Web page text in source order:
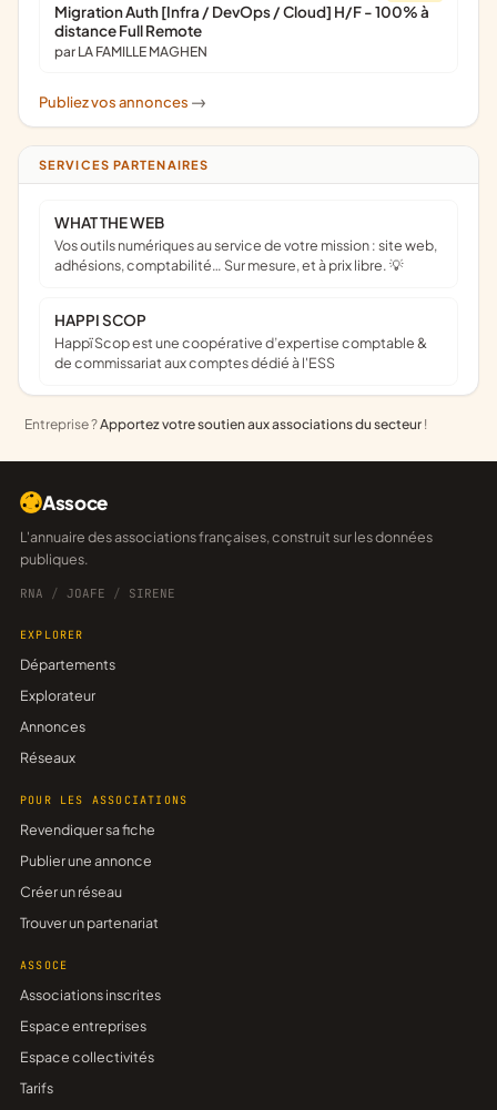
Migration Auth [Infra / DevOps / Cloud] H/F - 100% à
distance Full Remote
par LA FAMILLE MAGHEN
Publiez vos annonces ->
SERVICES PARTENAIRES
WHAT THE WEB
Vos outils numériques au service de votre mission : site web,
adhésions, comptabilité… Sur mesure, et à prix libre. 💡
HAPPI SCOP
Happï Scop est une coopérative d’expertise comptable &
de commissariat aux comptes dédié à l'ESS
Entreprise ?Apportez votre soutien aux associations du secteur !
Assoce
L'annuaire des associations françaises, construit sur les données
publiques.
RNA / JOAFE / SIRENE
EXPLORER
Départements
Explorateur
Annonces
Réseaux
POUR LES ASSOCIATIONS
Revendiquer sa fiche
Publier une annonce
Créer un réseau
Trouver un partenariat
ASSOCE
Associations inscrites
Espace entreprises
Espace collectivités
Tarifs